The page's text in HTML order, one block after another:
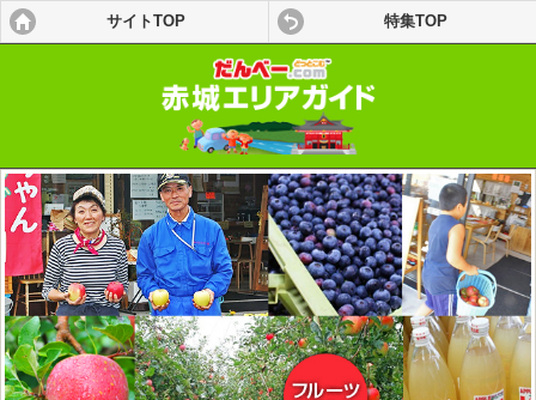
サイトTOP 特集TOP
モバイル PC